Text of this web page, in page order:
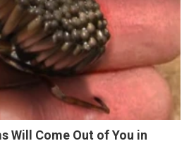
Will Come Out of You in